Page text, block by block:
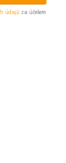
údajů za účelem